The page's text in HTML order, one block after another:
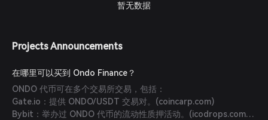
暂无数据
Projects Announcements
在哪里可以买到 Ondo Finance？
ONDO 代币可在多个交易所交易，包括：
Gate.io：提供 ONDO/USDT 交易对。(coincarp.com)
Bybit：举办过 ONDO 代币的流动性质押活动。(icodrops.com)